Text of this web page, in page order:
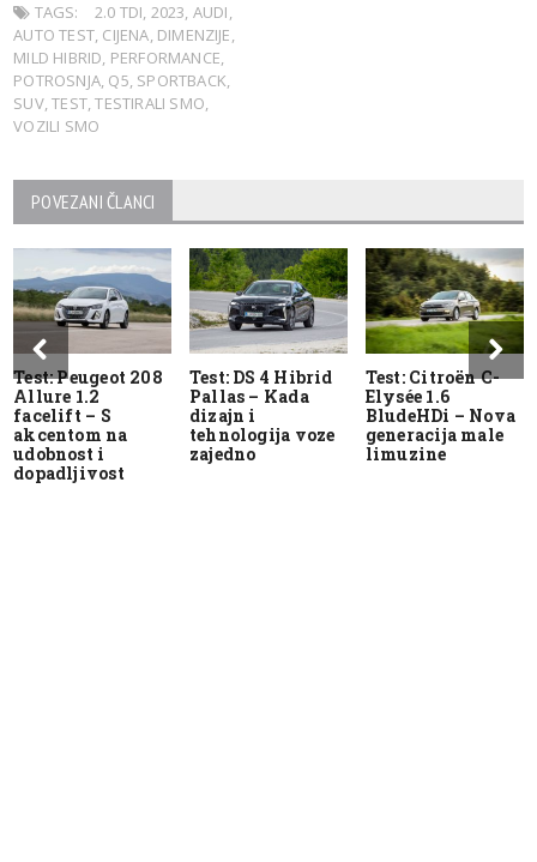
TAGS:
2.0 TDI, 2023, AUDI,
AUTO TEST, CIJENA, DIMENZIJE,
MILD HIBRID, PERFORMANCE,
POTROSNJA, Q5, SPORTBACK,
SUV,TEST,TESTIRALI SMO,
VOZILI SMO
POVEZANI ČLANCI
Test: Peugeot 208
Allure 1.2
facelift – S
akcentom na
udobnost i
dopadljivost
Test: DS 4 Hibrid
Pallas – Kada
dizajn i
tehnologija voze
zajedno
Test: Citroën C-
Elysée 1.6
BludeHDi – Nova
generacija male
limuzine